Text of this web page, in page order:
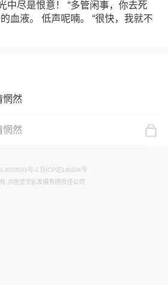
中尽是恨意！ “多管闲事，你去死
血液。 低声呢喃。 “很快，我就不
惘然
惘然
号-3 京ICP证140304号
点金堂文化发展有限责任公司